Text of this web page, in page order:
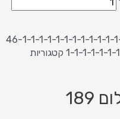
יהלום 46-1-1-1-1-1-1-1-1-1-1-1-1-1-1-1-
1-1-1-1-1-1- קטגוריות